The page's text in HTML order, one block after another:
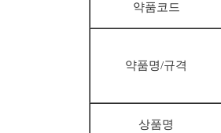
약품코드
약품명/규격
상품명